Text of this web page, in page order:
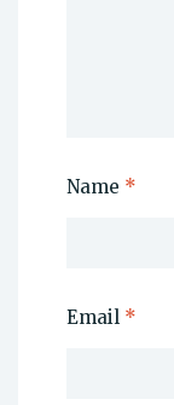
Name *
Email *